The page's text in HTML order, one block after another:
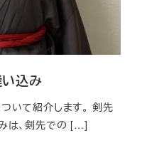
い込み
いて紹介します。 剣先
は、剣先での […]